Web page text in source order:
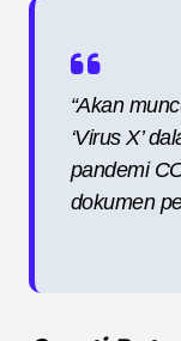
“Akan
‘Virus X’
pandemi
dokumen